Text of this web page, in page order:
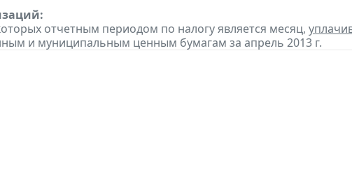
отчетным периодом по налогу является месяц,
и муниципальным ценным бумагам за апрель 2013 г.